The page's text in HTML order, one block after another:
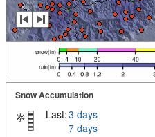
Snow Accumulation
Last:3 days
7 days